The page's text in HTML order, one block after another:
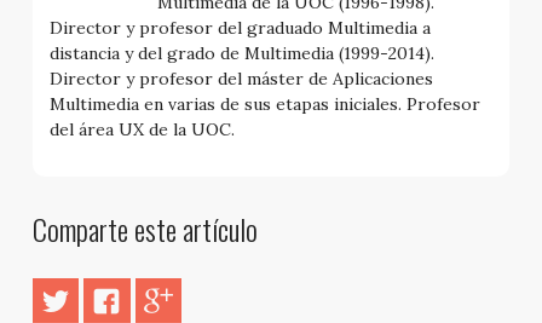
Director y profesor del graduado Multimedia a
distancia y del grado de Multimedia (1999-2014).
Director y profesor del máster de Aplicaciones
Multimedia en varias de sus etapas iniciales. Profesor
del área UX de la UOC.
Comparte este artículo